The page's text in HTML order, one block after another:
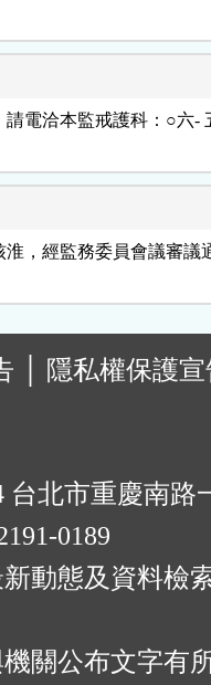
電洽本監戒護科：○六-
，經監務委員會議審議
隱私權保護
台北市重慶南路
0189
動態及資料檢
關公布文字有